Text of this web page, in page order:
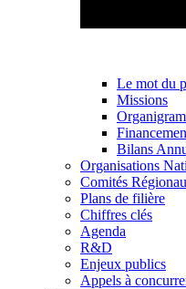
Le mot du
Missions
Bilans
Organisations
Comités
Plans de filière
Chiffres clés
Agenda
R&D
Enjeux publics
Appels à